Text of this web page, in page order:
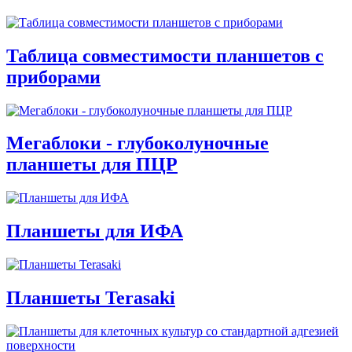
Таблица совместимости планшетов с
приборами
Мегаблоки - глубоколуночные
планшеты для ПЦР
Планшеты для ИФА
Планшеты Terasaki